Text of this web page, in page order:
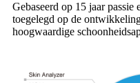
Gebaseerd op 15 jaar
toegelegd op de
hoogwaardige